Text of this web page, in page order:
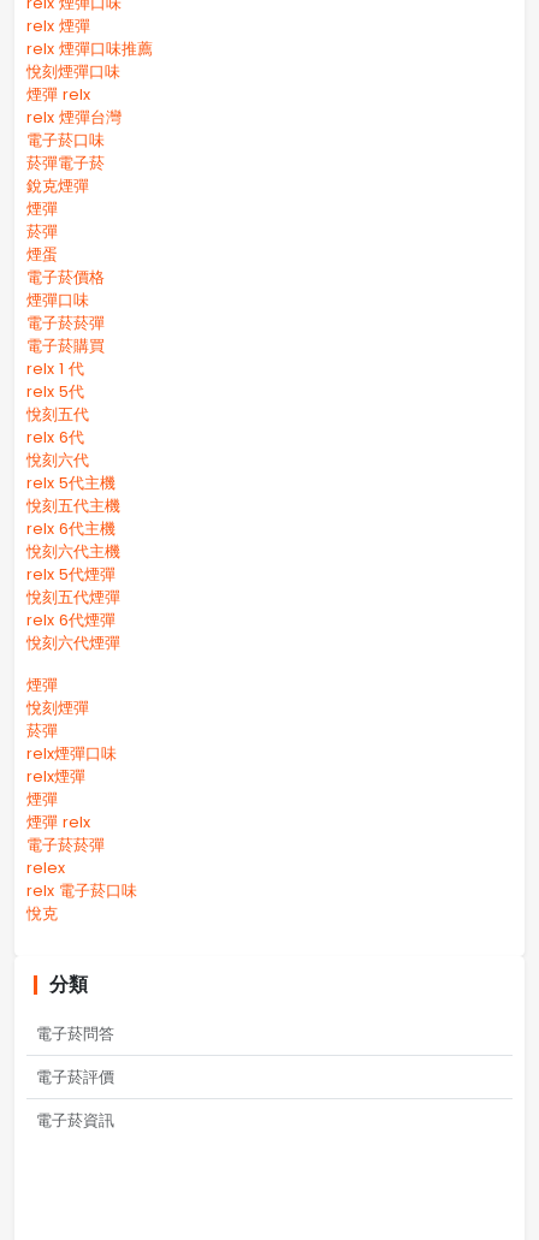
relx 煙彈
relx 煙彈口味推薦
悅刻煙彈口味
煙彈 relx
relx 煙彈台灣
電子菸口味
菸彈電子菸
銳克煙彈
煙彈
菸彈
煙蛋
電子菸價格
煙彈口味
電子菸菸彈
電子菸購買
relx 1 代
relx 5代
悅刻五代
relx 6代
悅刻六代
relx 5代主機
悅刻五代主機
relx 6代主機
悅刻六代主機
relx 5代煙彈
悅刻五代煙彈
relx 6代煙彈
悅刻六代煙彈
煙彈
悅刻煙彈
菸彈
relx煙彈口味
relx煙彈
煙彈
煙彈 relx
電子菸菸彈
relex
relx 電子菸口味
悅克
分類
電子菸問答
電子菸評價
電子菸資訊